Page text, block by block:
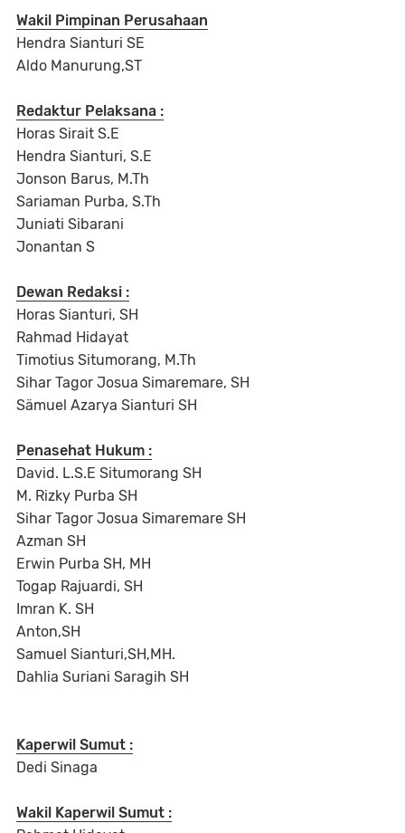
Wakil Pimpinan Perusahaan
Hendra Sianturi SE
Aldo Manurung,ST
Redaktur Pelaksana :
Horas Sirait S.E
Hendra Sianturi, S.E
Jonson Barus, M.Th
Sariaman Purba, S.Th
Juniati Sibarani
Jonantan S
Dewan Redaksi :
Horas Sianturi, SH
Rahmad Hidayat
Timotius Situmorang, M.Th
Sihar Tagor Josua Simaremare, SH
Sämuel Azarya Sianturi SH
Penasehat Hukum :
David. L.S.E Situmorang SH
M. Rizky Purba SH
Sihar Tagor Josua Simaremare SH
Azman SH
Erwin Purba SH, MH
Togap Rajuardi, SH
Imran K. SH
Anton,SH
Samuel Sianturi,SH,MH.
Dahlia Suriani Saragih SH
Kaperwil Sumut :
Dedi Sinaga
Wakil Kaperwil Sumut :